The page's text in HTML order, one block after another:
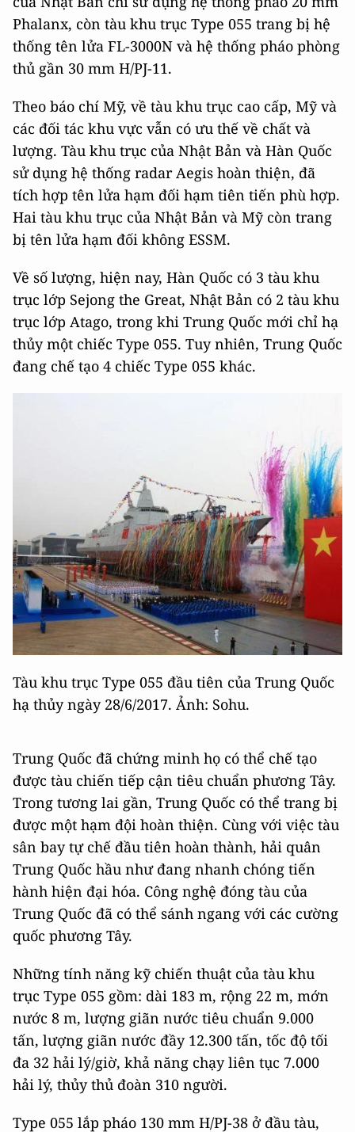
Phalanx, còn tàu khu trục Type 055 trang bị hệ
thống tên lửa FL-3000N và hệ thống pháo phòng
thủ gần 30 mm H/PJ-11.
Theo báo chí Mỹ, về tàu khu trục cao cấp, Mỹ và
các đối tác khu vực vẫn có ưu thế về chất và
lượng. Tàu khu trục của Nhật Bản và Hàn Quốc
sử dụng hệ thống radar Aegis hoàn thiện, đã
tích hợp tên lửa hạm đối hạm tiên tiến phù hợp.
Hai tàu khu trục của Nhật Bản và Mỹ còn trang
bị tên lửa hạm đối không ESSM.
Về số lượng, hiện nay, Hàn Quốc có 3 tàu khu
trục lớp Sejong the Great, Nhật Bản có 2 tàu khu
trục lớp Atago, trong khi Trung Quốc mới chỉ hạ
thủy một chiếc Type 055. Tuy nhiên, Trung Quốc
đang chế tạo 4 chiếc Type 055 khác.
Tàu khu trục Type 055 đầu tiên của Trung Quốc
hạ thủy ngày 28/6/2017. Ảnh: Sohu.
Trung Quốc đã chứng minh họ có thể chế tạo
được tàu chiến tiếp cận tiêu chuẩn phương Tây.
Trong tương lai gần, Trung Quốc có thể trang bị
được một hạm đội hoàn thiện. Cùng với việc tàu
sân bay tự chế đầu tiên hoàn thành, hải quân
Trung Quốc hầu như đang nhanh chóng tiến
hành hiện đại hóa. Công nghệ đóng tàu của
Trung Quốc đã có thể sánh ngang với các cường
quốc phương Tây.
Những tính năng kỹ chiến thuật của tàu khu
trục Type 055 gồm: dài 183 m, rộng 22 m, mớn
nước 8 m, lượng giãn nước tiêu chuẩn 9.000
tấn, lượng giãn nước đầy 12.300 tấn, tốc độ tối
đa 32 hải lý/giờ, khả năng chạy liên tục 7.000
hải lý, thủy thủ đoàn 310 người.
Type 055 lắp pháo 130 mm H/PJ-38 ở đầu tàu,